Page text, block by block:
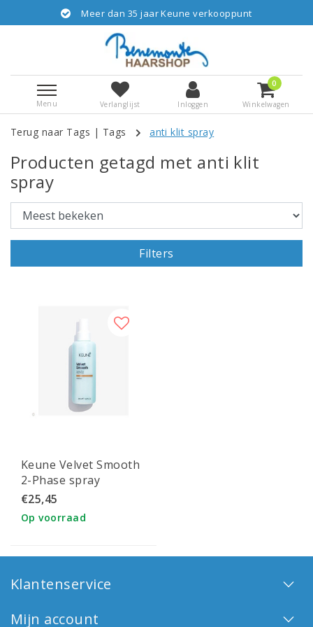
Meer dan 35 jaar Keune verkooppunt
Menu Verlanglijst Inloggen
0
Winkelwagen
Terug naar Tags | Tags anti klit spray
Producten getagd met anti klit
spray
Filters
Keune Velvet Smooth
2-Phase spray
€25,45
Op voorraad
Klantenservice
Mijn account